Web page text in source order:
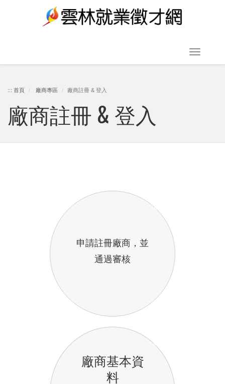
容
Toggle
::: 首頁 廠商專區 廠商註冊 & 登入
廠商註冊 & 登入
1
申請註冊廠商，並
通過審核
2
廠商基本資
料